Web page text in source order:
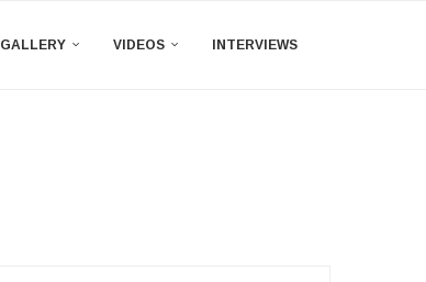
GALLERY VIDEOS INTERVIEWS